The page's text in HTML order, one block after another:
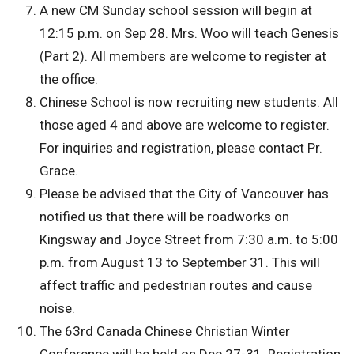
A new CM Sunday school session will begin at
12:15 p.m. on Sep 28. Mrs. Woo will teach Genesis
(Part 2). All members are welcome to register at
the office.
Chinese School is now recruiting new students. All
those aged 4 and above are welcome to register.
For inquiries and registration, please contact Pr.
Grace.
Please be advised that the City of Vancouver has
notified us that there will be roadworks on
Kingsway and Joyce Street from 7:30 a.m. to 5:00
p.m. from August 13 to September 31. This will
affect traffic and pedestrian routes and cause
noise.
The 63rd Canada Chinese Christian Winter